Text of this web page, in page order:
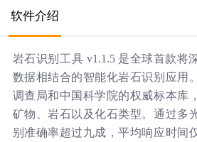
软件介绍
岩石识别工具 v1.1.5 是全球首款将
数据相结合的智能化岩石识别应用
调查局和中国科学院的权威标本库
矿物、岩石以及化石类型。通过多
别准确率超过九成，平均响应时间